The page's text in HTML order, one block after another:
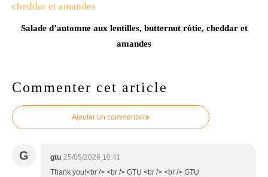
Salade d’automne aux lentilles, butternut rôtie, cheddar et
amandes
Commenter cet article
Ajouter un commentaire
G gtu 25/05/2026 10:41
Thank you!<br /> <br /> GTU <br /> <br /> GTU